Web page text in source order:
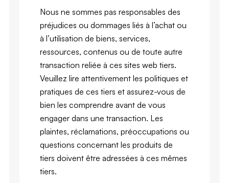
Nous ne sommes pas responsables des
préjudices ou dommages liés à l’achat ou
à l’utilisation de biens, services,
ressources, contenus ou de toute autre
transaction reliée à ces sites web tiers.
Veuillez lire attentivement les politiques et
pratiques de ces tiers et assurez-vous de
bien les comprendre avant de vous
engager dans une transaction. Les
plaintes, réclamations, préoccupations ou
questions concernant les produits de
tiers doivent être adressées à ces mêmes
tiers.